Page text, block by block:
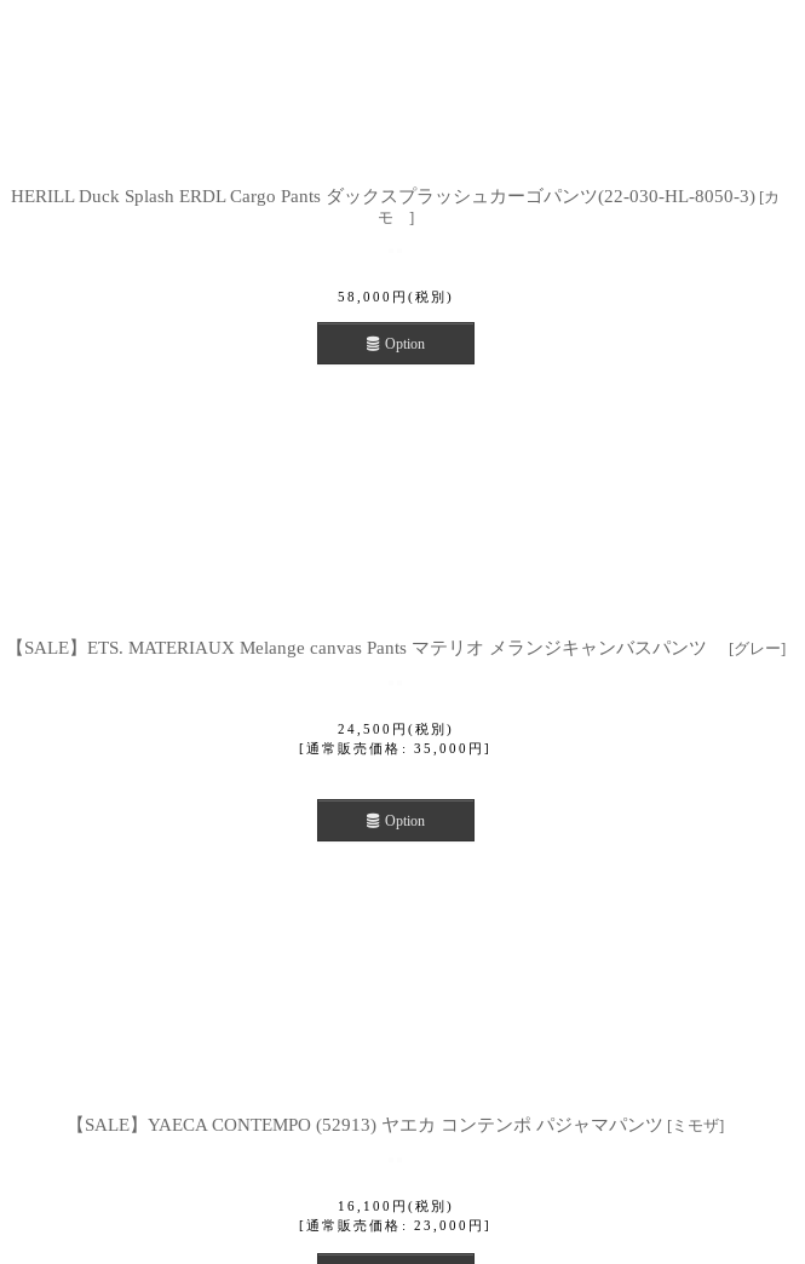
HERILL Duck Splash ERDL Cargo Pants ダックスプラッシュカーゴパンツ(22-030-HL-8050-3) [カ
モ ]
58,000 円 (税別)
Option
【SALE】ETS. MATERIAUX Melange canvas Pants マテリオ メランジキャンバスパンツ [グレー]
24,500 円 (税別)
[通常販売価格 : 35,000 円 ]
Option
【SALE】YAECA CONTEMPO (52913) ヤエカ コンテンポ パジャマパンツ [ ミモザ]
16,100 円 (税別)
[通常販売価格 : 23,000 円 ]